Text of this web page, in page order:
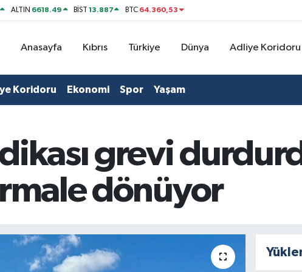
ALTIN 6618.49 BİST13.887 BTC 64.360,53
Anasayfa Kıbrıs Türkiye Dünya Adliye Koridoru
Koridoru Ekonomi Spor Yaşam
grevi
dönüyor